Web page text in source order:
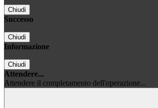
Chiudi
Successo
Chiudi
Informazione
Chiudi
Attendere...
Attendere il completamento dell'operazione...